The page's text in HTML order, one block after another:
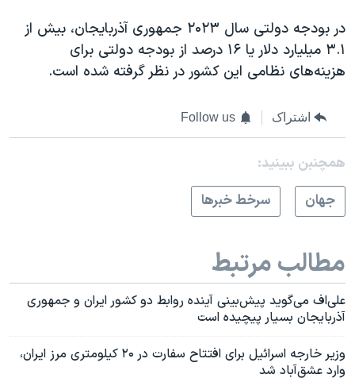
در بودجه دولتی سال ۲۰۲۳ جمهوری آذربایجان، بیش از
۳.۱ میلیارد دلار یا ۱۶ درصد از بودجه دولتی برای
هزینه‌های نظامی این کشور در نظر گرفته شده است.
اشتراک Follow us
همچنبن ببینید:
جهان
سرخط خبرها
مطالب مرتبط
علی‌اف می‌گوید‌ پیش‌بینی آینده روابط دو کشور ایران و جمهوری
آذربایجان بسیار پیچیده است
وزیر خارجه اسرائیل برای افتتاح سفارت در ۲۰ کیلومتری مرز ایران،
وارد عشق‌آباد شد